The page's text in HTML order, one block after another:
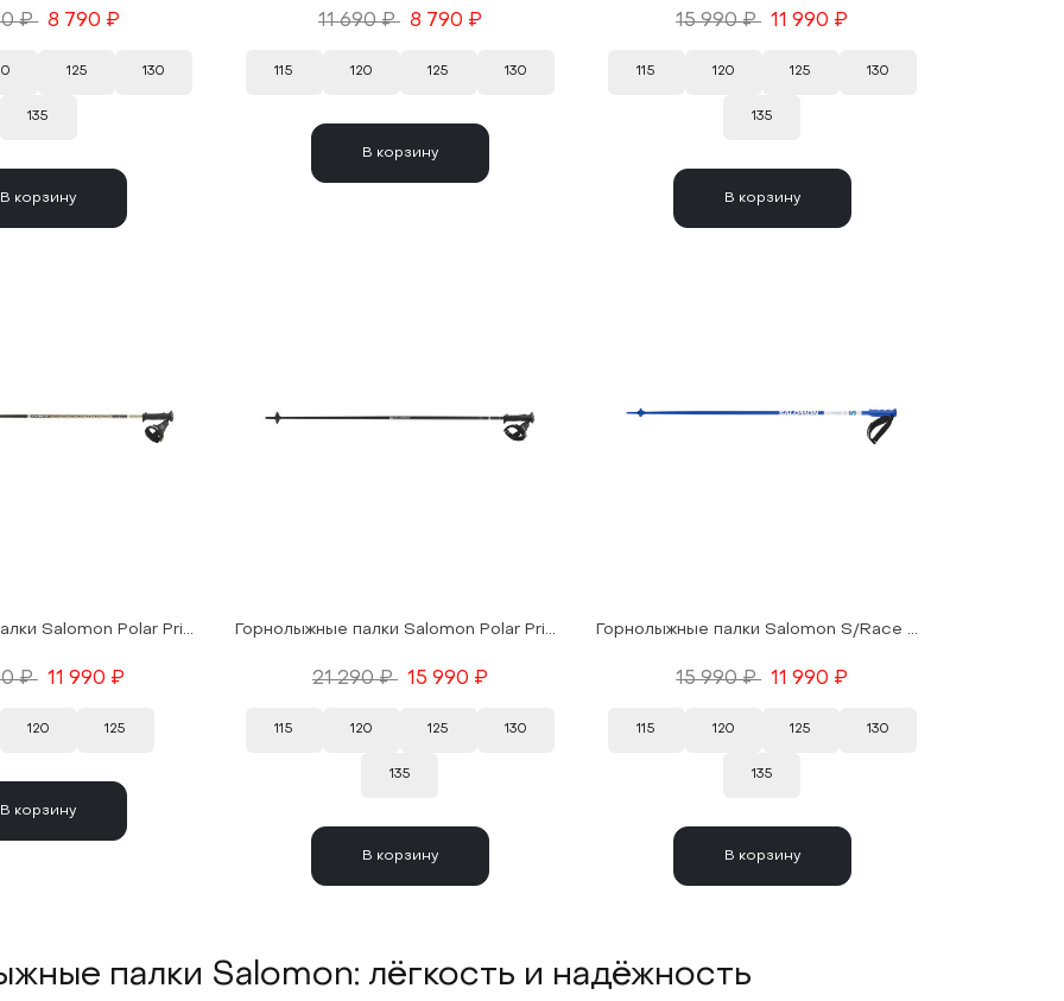
₽ 8 790 ₽
125 130
135
В корзину
11 690 ₽ 8 790 ₽
115 120 125 130
В корзину
15 990 ₽ 11 990 ₽
115 120 125 130
135
В корзину
Горнолыжные палки Salomon Polar Primee Ergo S3 Light Bronze Met. 25/26
₽ 11 990 ₽
120 125
В корзину
Горнолыжные палки Salomon Polar Primee Carbon Ergo S3 Black 25/26
21 290 ₽ 15 990 ₽
115 120 125 130
135
В корзину
Горнолыжные палки Salomon S/Race Alu Blue 25/26
15 990 ₽ 11 990 ₽
115 120 125 130
135
В корзину
палки Salomon: лёгкость и надёжность